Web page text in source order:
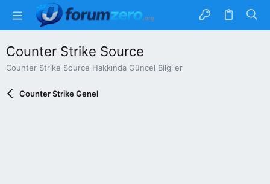
Counter Strike Source
Counter Strike Source Hakkında Güncel Bilgiler
Counter Strike Genel